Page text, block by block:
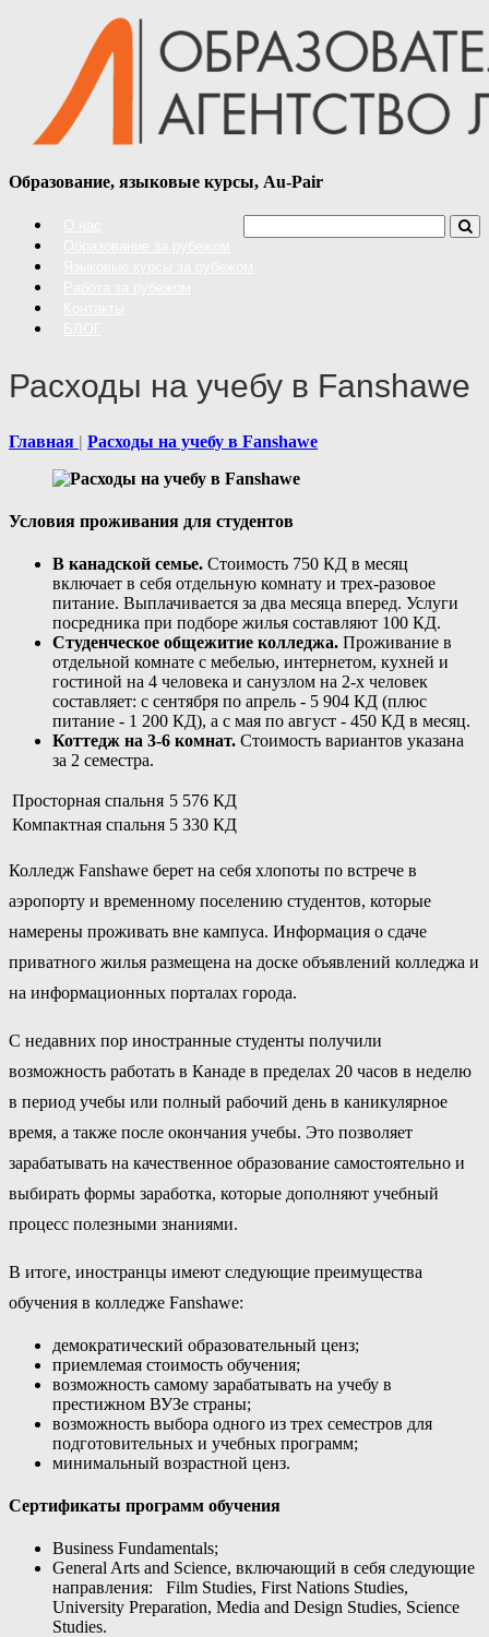
Образование, языковые курсы, Au-Pair
Расходы на учебу в Fanshawe
Главная Расходы на учебу в Fanshawe
Условия проживания для студентов
В канадской семье. Стоимость 750 КД в месяц
включает в себя отдельную комнату и трех-разовое
питание. Выплачивается за два месяца вперед. Услуги
посредника при подборе жилья составляют 100 КД.
Студенческое общежитие колледжа. Проживание в
отдельной комнате с мебелью, интернетом, кухней и
гостиной на 4 человека и санузлом на 2-х человек
составляет: с сентября по апрель - 5 904 КД (плюс
питание - 1 200 КД), а с мая по август - 450 КД в месяц.
Коттедж на 3-6 комнат. Стоимость вариантов указана
за 2 семестра.
Просторная спальня 5 576 КД
Компактная спальня 5 330 КД
Колледж Fanshawe берет на себя хлопоты по встрече в
аэропорту и временному поселению студентов, которые
намерены проживать вне кампуса. Информация о сдаче
приватного жилья размещена на доске объявлений колледжа и
на информационных порталах города.
С недавних пор иностранные студенты получили
возможность работать в Канаде в пределах 20 часов в неделю
в период учебы или полный рабочий день в каникулярное
время, а также после окончания учебы. Это позволяет
зарабатывать на качественное образование самостоятельно и
выбирать формы заработка, которые дополняют учебный
процесс полезными знаниями.
В итоге, иностранцы имеют следующие преимущества
обучения в колледже Fanshawe:
демократический образовательный ценз;
приемлемая стоимость обучения;
возможность самому зарабатывать на учебу в
престижном ВУЗе страны;
возможность выбора одного из трех семестров для
подготовительных и учебных программ;
минимальный возрастной ценз.
Сертификаты программ обучения
Business Fundamentals;
General Arts and Science, включающий в себя следующие
направления: Film Studies, First Nations Studies,
University Preparation, Media and Design Studies, Science
Studies.